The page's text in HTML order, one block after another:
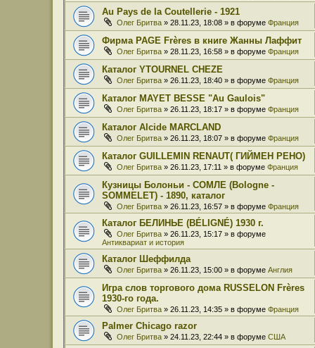
Au Pays de la Coutellerie - 1921
Олег Бритва » 28.11.23, 18:08 » в форуме Франция
Фирма PAGE Frères в книге Жанны Лаффит
Олег Бритва » 28.11.23, 16:58 » в форуме Франция
Каталог YTOURNEL CHEZE
Олег Бритва » 26.11.23, 18:40 » в форуме Франция
Каталог MAYET BESSE "Au Gaulois"
Олег Бритва » 26.11.23, 18:17 » в форуме Франция
Каталог Alcide MARCLAND
Олег Бритва » 26.11.23, 18:07 » в форуме Франция
Каталог GUILLEMIN RENAUT( ГИЙМЕН РЕНО)
Олег Бритва » 26.11.23, 17:11 » в форуме Франция
Кузницы Болоньи - СОМЛЕ (Bologne -
SOMMELET) - 1890, каталог
Олег Бритва » 26.11.23, 16:57 » в форуме Франция
Каталог БЕЛИНЬЕ (BÉLIGNÉ) 1930 г.
Олег Бритва » 26.11.23, 15:17 » в форуме
Антиквариат и история
Каталог Шеффилда
Олег Бритва » 26.11.23, 15:00 » в форуме Англия
Игра слов торгового дома RUSSELON Frères
1930-го года.
Олег Бритва » 26.11.23, 14:35 » в форуме Франция
Palmer Chicago razor
Олег Бритва » 24.11.23, 22:44 » в форуме США